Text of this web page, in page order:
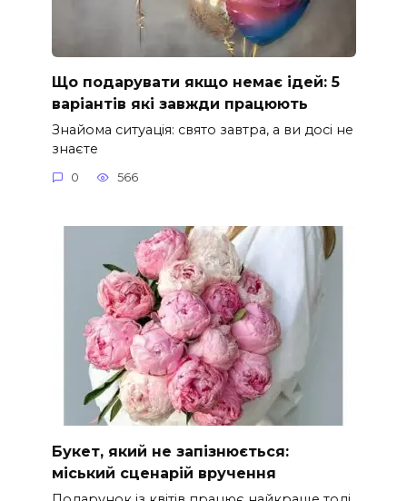
Що подарувати якщо немає ідей: 5
варіантів які завжди працюють
Знайома ситуація: свято завтра, а ви досі не
знаєте
0 566
Букет, який не запізнюється:
міський сценарій вручення